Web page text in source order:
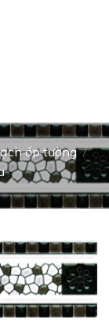
ốp tường /